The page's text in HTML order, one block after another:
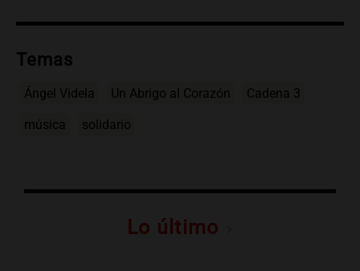
Temas
Ángel Videla Un Abrigo al Corazón Cadena 3
música solidario
Lo último